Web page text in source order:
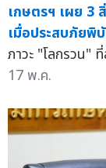
เกษตรฯ เผย 3
เมื่อประสบภัยพิ
ภาวะ "โลกรวน"
17 พ.ค.